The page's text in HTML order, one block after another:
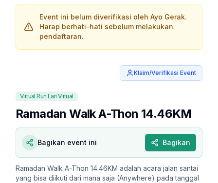
Event ini belum diverifikasi oleh Ayo Gerak.
Harap berhati-hati sebelum melakukan
pendaftaran.
Klaim/Verifikasi Event
Virtual Run Lari Virtual
Ramadan Walk A-Thon 14.46KM
Bagikan event ini Bagikan
Ramadan Walk A-Thon 14.46KM adalah acara jalan santai
yang bisa diikuti dari mana saja (Anywhere) pada tanggal